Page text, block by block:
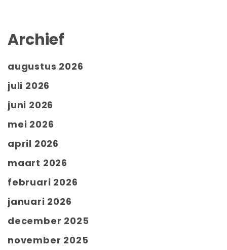
Archief
augustus 2026
juli 2026
juni 2026
mei 2026
april 2026
maart 2026
februari 2026
januari 2026
december 2025
november 2025